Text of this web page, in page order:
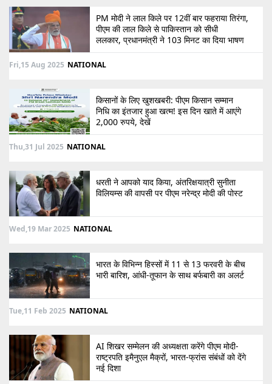
PM मोदी ने लाल किले पर 12वीं बार फहराया तिरंगा,
पीएम की लाल किले से पाकिस्तान को सीधी
ललकार, प्रधानमंत्री ने 103 मिनट का दिया भाषण
Fri,15 Aug 2025 NATIONAL
किसानों के लिए खुशखबरी: पीएम किसान सम्मान
निधि का इंतजार हुआ खत्म! इस दिन खाते में आएंगे
2,000 रुपये, देखें
Thu,31 Jul 2025 NATIONAL
धरती ने आपको याद किया, अंतरिक्षयात्री सुनीता
विलियम्स की वापसी पर पीएम नरेन्द्र मोदी की पोस्ट
Wed,19 Mar 2025 NATIONAL
भारत के विभिन्न हिस्सों में 11 से 13 फरवरी के बीच
भारी बारिश, आंधी-तूफान के साथ बर्फबारी का अलर्ट
Tue,11 Feb 2025 NATIONAL
AI शिखर सम्मेलन की अध्यक्षता करेंगे पीएम मोदी-
राष्ट्रपति इमैनुएल मैक्रों, भारत-फ्रांस संबंधों को देंगे
नई दिशा